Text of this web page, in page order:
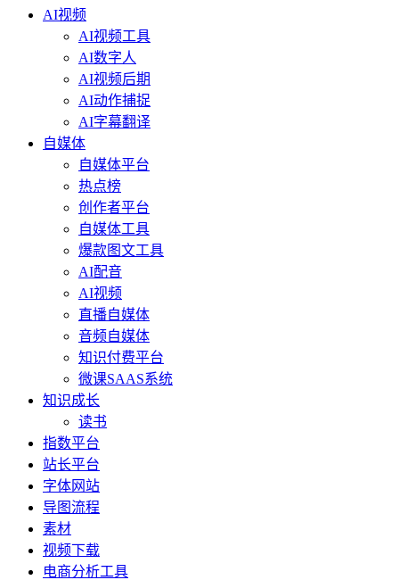
AI视频
AI视频工具
AI数字人
AI视频后期
AI动作捕捉
AI字幕翻译
自媒体
自媒体平台
热点榜
创作者平台
自媒体工具
爆款图文工具
AI配音
AI视频
直播自媒体
音频自媒体
知识付费平台
微课SAAS系统
知识成长
读书
指数平台
站长平台
字体网站
导图流程
素材
视频下载
电商分析工具